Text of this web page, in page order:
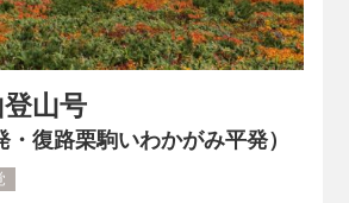
山号
・復路栗駒いわかがみ平発）